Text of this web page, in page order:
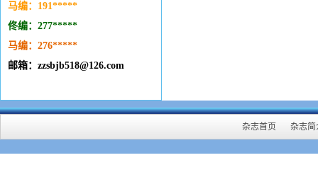
马编：191*****
佟编：277*****
马编：276*****
邮箱：zzsbjb518@126.com
杂志首页 杂志简